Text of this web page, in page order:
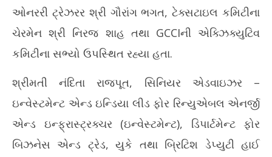
ઓનરરી ટ્રેઝરર શ્રી ગૌરાંગ ભગત, ટેક્સટાઇલ કમિટીના
ચેરમેન શ્રી નિરજ શાહ તથા GCCIની એક્ઝિક્યુટિવ
કમિટીના સભ્યો ઉપસ્થિત રહ્યા હતા.
શ્રીમતી નંદિતા રાજપૂત, સિનિયર એડવાઇઝર –
ઇન્વેસ્ટમેન્ટ એન્ડ ઇન્ડિયા લીડ ફોર રિન્યુએબલ એનર્જી
એન્ડ ઇન્ફ્રાસ્ટ્રક્ચર (ઇન્વેસ્ટમેન્ટ), ડિપાર્ટમેન્ટ ફોર
બિઝનેસ એન્ડ ટ્રેડ, યુકે તથા બ્રિટિશ ડેપ્યુટી હાઈ